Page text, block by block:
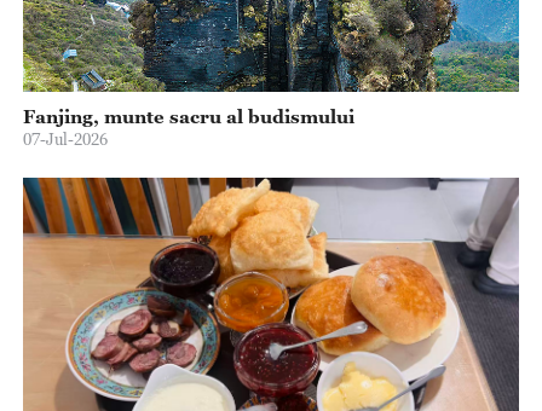
Fanjing, munte sacru al budismului
07-Jul-2026